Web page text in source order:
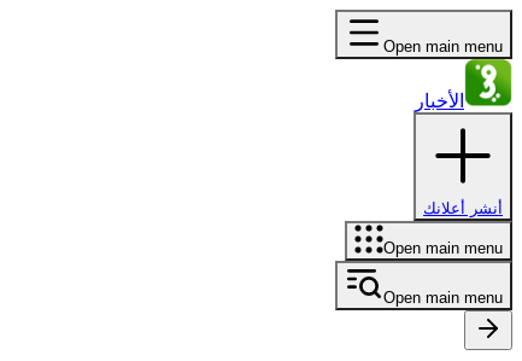
Open main menu
الأخبار
أنشر أعلانك
Open main menu
Open main menu